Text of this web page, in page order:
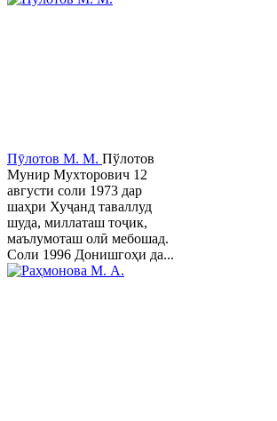
Пӯлотов М. М. Пўлотов
Мунир Мухторович 12
августи соли 1973 дар
шаҳри Хуҷанд таваллуд
шуда, миллаташ тоҷик,
маълумоташ олӣ мебошад.
Соли 1996 Донишгоҳи да...